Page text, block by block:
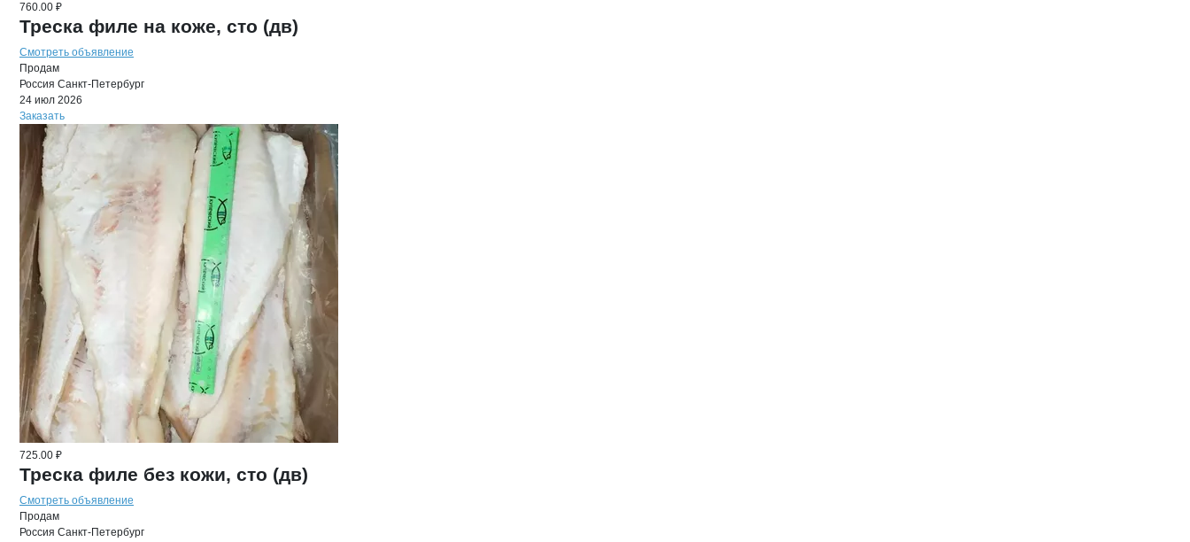
760.00 ₽
Треска филе на коже, сто (дв)
Смотреть объявление
Продам
Россия Санкт-Петербург
24 июл 2026
Заказать
725.00 ₽
Треска филе без кожи, сто (дв)
Смотреть объявление
Продам
Россия Санкт-Петербург